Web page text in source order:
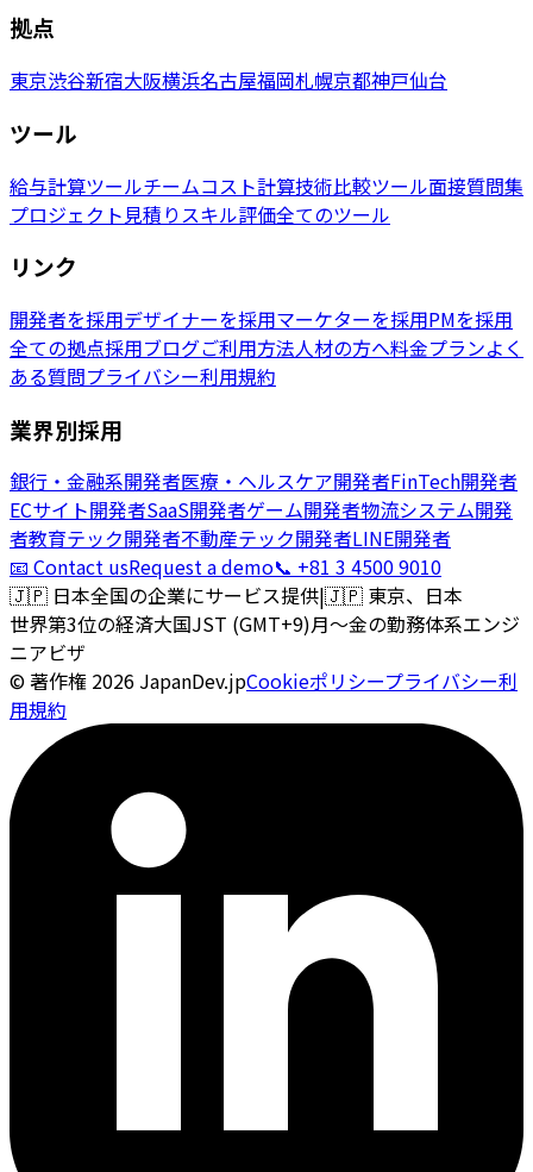
拠点
東京渋谷新宿大阪横浜名古屋福岡札幌京都神戸仙台
ツール
給与計算ツールチームコスト計算技術比較ツール面接質問集
プロジェクト見積り スキル評価全てのツール
リンク
開発者を採用デザイナーを採用マーケターを採用PMを採用
全ての拠点採用ブログご利用方法人材の方へ料金プランよく
ある質問プライバシー利用規約
業界別採用
銀行・金融系開発者医療・ヘルスケア開発者FinTech開発者
ECサイト開発者SaaS開発者ゲーム開発者物流システム開発
者教育テック開発者不動産テック開発者LINE開発者
📧 Contact usRequest a demo📞 +81 3 4500 9010
🇯🇵 日本全国の企業にサービス提供|🇯🇵 東京、日本
世界第3位の経済大国JST (GMT+9)月〜金の勤務体系エンジ
ニアビザ
© 著作権 2026 JapanDev.jpCookieポリシープライバシー利
用規約